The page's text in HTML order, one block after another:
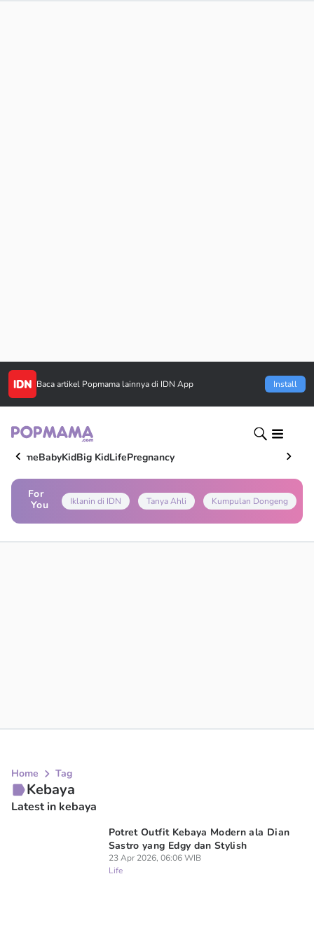
Baca artikel Popmama lainnya di IDN App Install
HomeBabyKidBig KidLifePregnancy
For
You
Iklanin di IDN Tanya Ahli Kumpulan Dongeng
Home Tag
Kebaya
Latest in kebaya
Potret Outfit Kebaya Modern ala Dian
Sastro yang Edgy dan Stylish
23 Apr 2026, 06:06 WIB
Life